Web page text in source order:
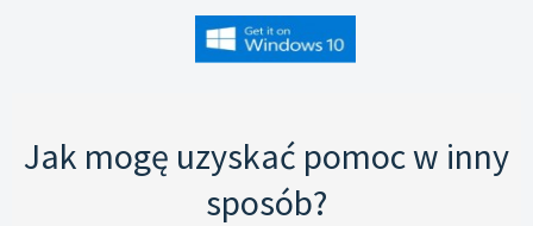
Jak mogę uzyskać pomoc w inny
sposób?